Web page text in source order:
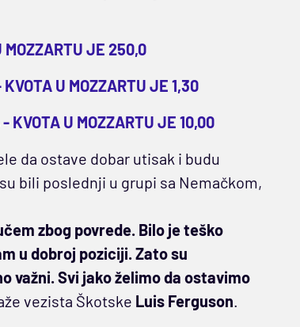
MOZZARTU JE 250,0
U MOZZARTU JE 1,30
KVOTA U MOZZARTU JE 10,00
da ostave dobar utisak i budu
bili poslednji u grupi sa Nemačkom,
zbog povrede. Bilo je teško
u dobroj poziciji. Zato su
važni. Svi jako želimo da ostavimo
vezista Škotske Luis Ferguson.